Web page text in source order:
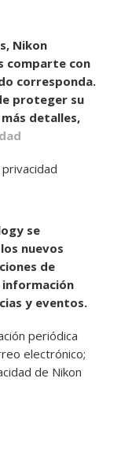
Nikon
comparte con
corresponda.
proteger su
detalles,
se
nuevos
de
y eventos.
periódica
electrónico;
de Nikon